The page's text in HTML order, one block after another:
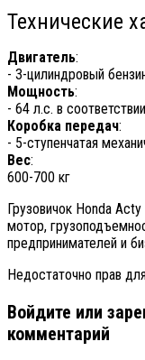
Технические
Двигатель:
- 3-цилиндровый
Мощность:
- 64 л.с. в
Коробка передач:
- 5-ступенчатая
Вес:
600-700 кг
Грузовичок Honda
мотор,
предпринимателей и
Недостаточно прав
Войдите или
комментарий